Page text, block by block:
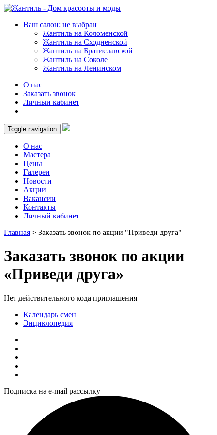
Ваш салон: не выбран
Жантиль на Коломенской
Жантиль на Сходненской
Жантиль на Братиславской
Жантиль на Соколе
Жантиль на Ленинском
О нас
Заказать звонок
Личный кабинет
Toggle navigation
О нас
Мастера
Цены
Галереи
Новости
Акции
Вакансии
Контакты
Личный кабинет
Главная > Заказать звонок по акции "Приведи друга"
Заказать звонок по акции
«Приведи друга»
Нет действительного кода приглашения
Календарь смен
Энциклопедия
Подписка на e-mail рассылку